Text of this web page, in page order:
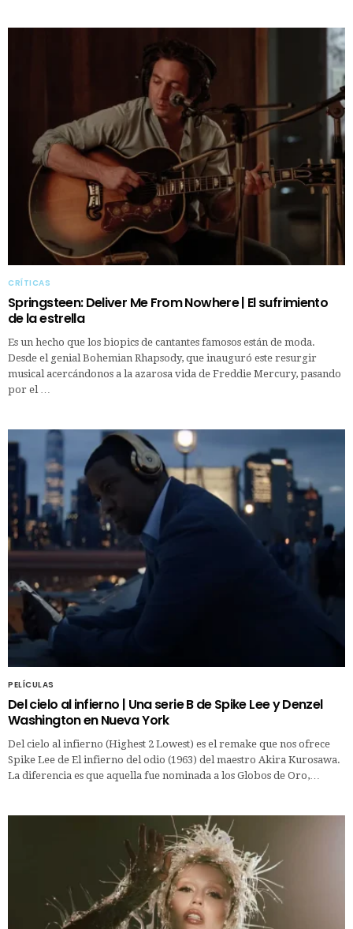
CRÍTICAS
Springsteen: Deliver Me From Nowhere | El sufrimiento
de la estrella
Es un hecho que los biopics de cantantes famosos están de moda.
Desde el genial Bohemian Rhapsody, que inauguró este resurgir
musical acercándonos a la azarosa vida de Freddie Mercury, pasando
por el …
PELÍCULAS
Del cielo al infierno | Una serie B de Spike Lee y Denzel
Washington en Nueva York
Del cielo al infierno (Highest 2 Lowest) es el remake que nos ofrece
Spike Lee de El infierno del odio (1963) del maestro Akira Kurosawa.
La diferencia es que aquella fue nominada a los Globos de Oro,…